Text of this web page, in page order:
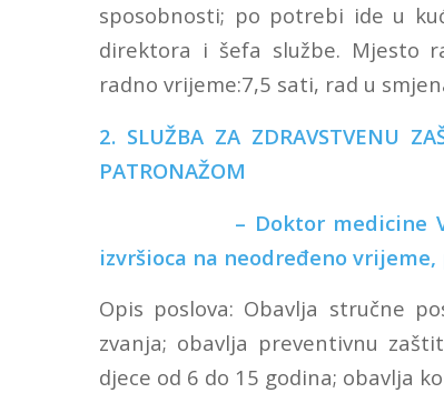
sposobnosti; po potrebi ide u
direktora i šefa službe. Mjesto
radno vrijeme:7,5 sati, rad u
2. SLUŽBA ZA ZDRAVSTVENU
PATRONAŽOM
– Doktor medicine
izvršioca na neodređeno
Opis poslova: Obavlja stručne
zvanja; obavlja preventivnu
djece od 6 do 15 godina; obavlja